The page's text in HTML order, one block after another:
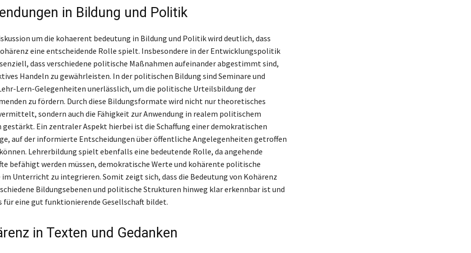
in Bildung und Politik
um die kohaerent bedeutung in Bildung und Politik wird deutlich, dass
eine entscheidende Rolle spielt. Insbesondere in der Entwicklungspolitik
dass verschiedene politische Maßnahmen aufeinander abgestimmt sind,
Handeln zu gewährleisten. In der politischen Bildung sind Seminare und
Lern-Gelegenheiten unerlässlich, um die politische Urteilsbildung der
zu fördern. Durch diese Bildungsformate wird nicht nur theoretisches
sondern auch die Fähigkeit zur Anwendung in realem politischem
gestärkt. Ein zentraler Aspekt hierbei ist die Schaffung einer demokratischen
auf der informierte Entscheidungen über öffentliche Angelegenheiten getroffen
Lehrerbildung spielt ebenfalls eine bedeutende Rolle, da angehende
befähigt werden müssen, demokratische Werte und kohärente politische
im Unterricht zu integrieren. Somit zeigt sich, dass die Bedeutung von Kohärenz
Bildungsebenen und politische Strukturen hinweg klar erkennbar ist und
für eine gut funktionierende Gesellschaft bildet.
in Texten und Gedanken